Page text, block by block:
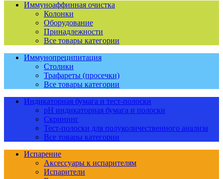
Иммуноаффинная очистка
Колонки
Оборудование
Принадлежности
Все товары категории
Иммунопреципитация
Столики
Трафареты (просечки)
Все товары категории
Индикаторная бумага и тест-полоски
pH индикаторная бумага и полоски
Скрининг
Тест-полоски для полуколичественного анализа
Все товары категории
Испарение
Аксессуары к испарителям
Испарители